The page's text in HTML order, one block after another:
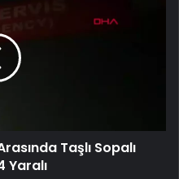
Taşlı Sopalı
Yaralı